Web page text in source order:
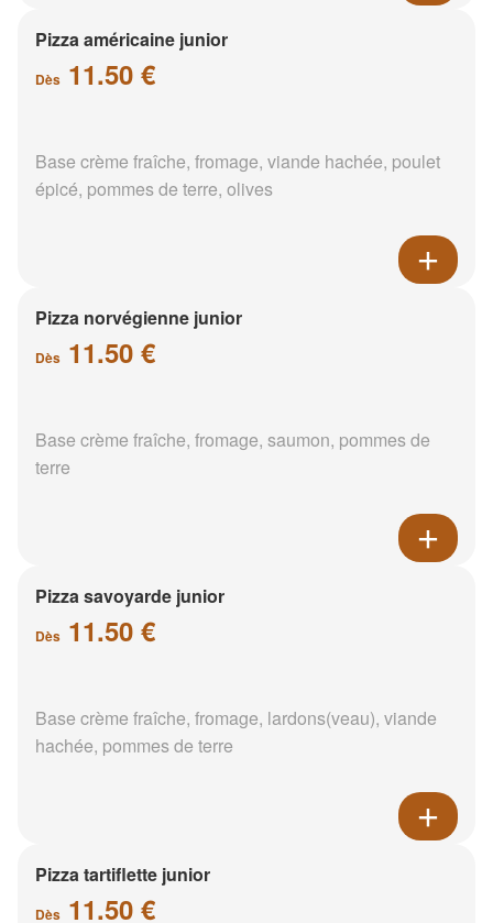
Pizza américaine junior
Dès 11.50 €
Base crème fraîche, fromage, viande hachée, poulet
épicé, pommes de terre, olives
Pizza norvégienne junior
Dès 11.50 €
Base crème fraîche, fromage, saumon, pommes de
terre
Pizza savoyarde junior
Dès 11.50 €
Base crème fraîche, fromage, lardons(veau), viande
hachée, pommes de terre
Pizza tartiflette junior
Dès 11.50 €